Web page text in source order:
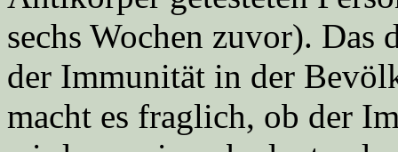
sechs Wochen zuvor). Das
der Immunität in der
macht es fraglich, ob der